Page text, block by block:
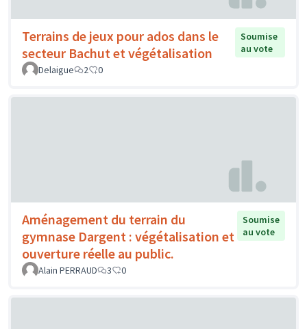
Terrains de jeux pour ados dans le
secteur Bachut et végétalisation
Soumise
au vote
Delaigue
2 0
Aménagement du terrain du
gymnase Dargent : végétalisation et
ouverture réelle au public.
Soumise
au vote
Alain PERRAUD 3 0